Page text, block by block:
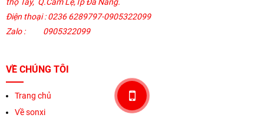
Phân xưởng Gia công :Lô C1-17,Đường số 3, KCN Hòa cầm, P.Hòa
thọ Tây,Q.Cẩm Lệ,Tp Đà Nẵng.
Điện thoại
: 0236 6289797-0905322099
VỀ CHÚNG TÔI
Trang chủ